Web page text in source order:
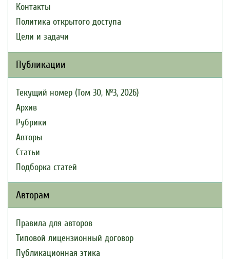
Контакты
Политика открытого доступа
Цели и задачи
Публикации
Текущий номер (Том 30, №3, 2026)
Архив
Рубрики
Авторы
Статьи
Подборка статей
Авторам
Правила для авторов
Типовой лицензионный договор
Публикационная этика